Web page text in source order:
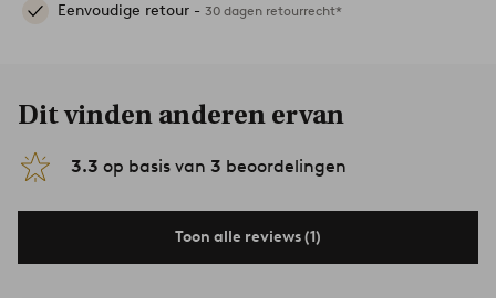
Eenvoudige retour - 30 dagen retourrecht*
Dit vinden anderen ervan
3.3 op basis van 3 beoordelingen
Toon alle reviews (1)